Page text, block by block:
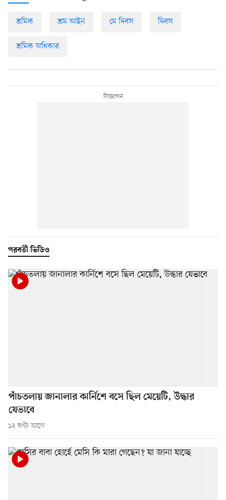
শ্রমিক শ্রম আইন মে দিবস দিবস
শ্রমিক অধিকার
পরবর্তী ভিডিও
পাঁচতলায় জানালার কার্নিশে বসে ছিল মেয়েটি, উদ্ধার
যেভাবে
১২ ঘণ্টা আগে